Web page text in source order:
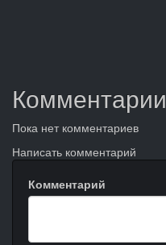
Комментарии
Пока нет комментариев
Написать комментарий
Комментарий